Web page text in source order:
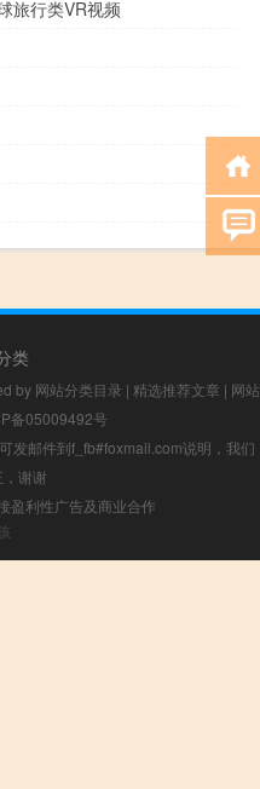
旅行类VR视频
类
by 网站分类目录 | 精选推荐文章 | 网站
备05009492号
发邮件到f_fb#foxmail.com说明，我们
谢谢
盈利性广告及商业合作